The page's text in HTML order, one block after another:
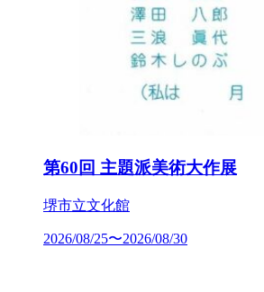
第60回 主題派美術大作展
堺市立文化館
2026/08/25〜2026/08/30